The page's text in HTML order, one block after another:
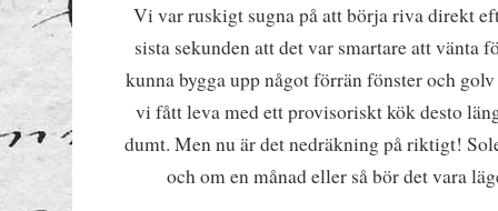
Vi var ruskigt sugna på att börja riva direkt
sista sekunden att det var smartare att vänta
kunna bygga upp något förrän fönster och
vi fått leva med ett provisoriskt kök desto
dumt. Men nu är det nedräkning på riktigt!
och om en månad eller så bör det vara